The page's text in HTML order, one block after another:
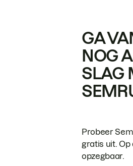
GA
NOG
SLAG
Probeer
gratis uit.
opzegbaar.